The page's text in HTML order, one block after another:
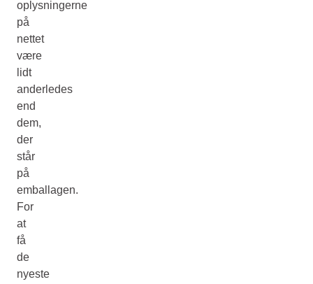
oplysningerne
på
nettet
være
lidt
anderledes
end
dem,
der
står
på
emballagen.
For
at
få
de
nyeste